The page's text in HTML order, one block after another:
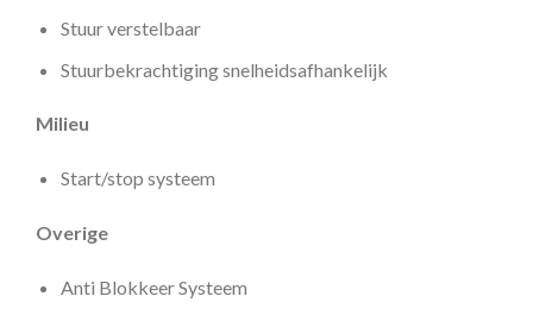
Stuur verstelbaar
Stuurbekrachtiging snelheidsafhankelijk
Milieu
Start/stop systeem
Overige
Anti Blokkeer Systeem